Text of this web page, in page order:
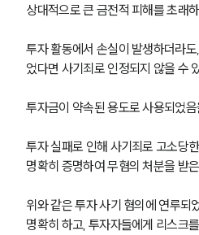
상대적으로 큰 금전적 피해를 초래
투자 활동에서 손실이 발생하더라
었다면 사기죄로 인정되지 않을 수
투자금이 약속된 용도로 사용되었
투자 실패로 인해 사기죄로 고소당
명확히 증명하여 무혐의 처분을 받
위와 같은 투자 사기 혐의에 연루되
명확히 하고, 투자자들에게 리스크